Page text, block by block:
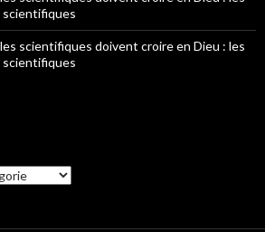
scientifiques doivent croire en Dieu : les